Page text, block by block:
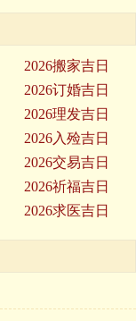
2026搬家吉日
2026订婚吉日
2026理发吉日
2026入殓吉日
2026交易吉日
2026祈福吉日
2026求医吉日